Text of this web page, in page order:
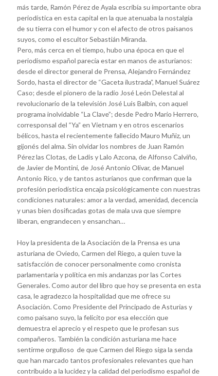
más tarde, Ramón Pérez de Ayala escribía su importante obra
periodística en esta capital en la que atenuaba la nostalgia
de su tierra con el humor y con el afecto de otros paisanos
suyos, como el escultor Sebastián Miranda.
Pero, más cerca en el tiempo, hubo una época en que el
periodismo español parecía estar en manos de asturianos:
desde el director general de Prensa, Alejandro Fernández
Sordo, hasta el director de “Gaceta ilustrada”, Manuel Suárez
Caso; desde el pionero de la radio José León Delestal al
revolucionario de la televisión José Luis Balbín, con aquel
programa inolvidable “La Clave”; desde Pedro Mario Herrero,
corresponsal del “Ya” en Vietnam y en otros escenarios
bélicos, hasta el recientemente fallecido Mauro Muñiz, un
gijonés del alma. Sin olvidar los nombres de Juan Ramón
Pérez las Clotas, de Ladis y Lalo Azcona, de Alfonso Calviño,
de Javier de Montini, de José Antonio Olivar, de Manuel
Antonio Rico, y de tantos asturianos que confirman que la
profesión periodística encaja psicológicamente con nuestras
condiciones naturales: amor a la verdad, amenidad, decencia
y unas bien dosificadas gotas de mala uva que siempre
liberan, engrandecen y ensanchan…
Hoy la presidenta de la Asociación de la Prensa es una
asturiana de Oviedo, Carmen del Riego, a quien tuve la
satisfacción de conocer personalmente como cronista
parlamentaria y política en mis andanzas por las Cortes
Generales. Como autor del libro que hoy se presenta en esta
casa, le agradezco la hospitalidad que me ofrece su
Asociación. Como Presidente del Principado de Asturias y
como paisano suyo, la felicito por esa elección que
demuestra el aprecio y el respeto que le profesan sus
compañeros. También la condición asturiana me hace
sentirme orgulloso de que Carmen del Riego siga la senda
que han marcado tantos profesionales relevantes que han
contribuido a la lucidez y la calidad del periodismo español de